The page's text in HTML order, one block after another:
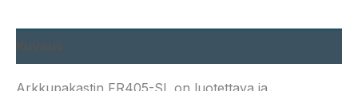
Arkkupakastin FR405-SL on luotettava ja